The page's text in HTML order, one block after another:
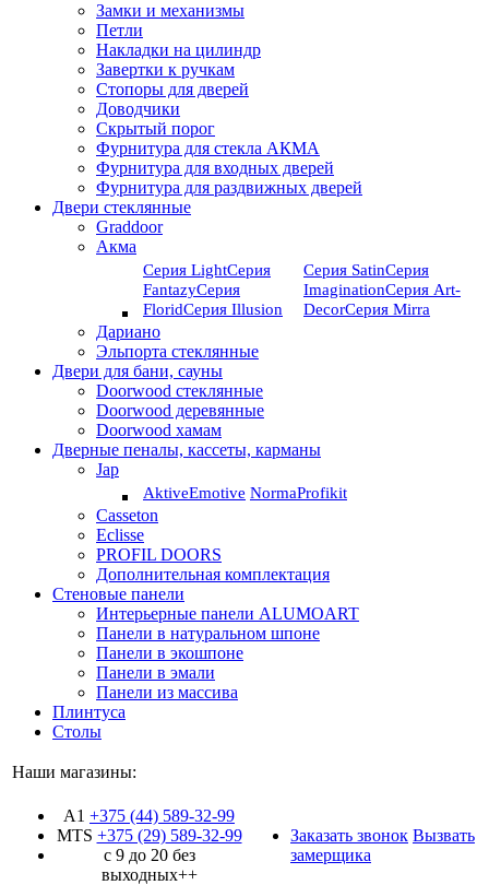
Замки и механизмы
Петли
Накладки на цилиндр
Завертки к ручкам
Стопоры для дверей
Доводчики
Скрытый порог
Фурнитура для стекла АКМА
Фурнитура для входных дверей
Фурнитура для раздвижных дверей
Двери стеклянные
Graddoor
Акма
Серия LightСерия
FantazyСерия
FloridСерия Illusion
Серия SatinСерия
ImaginationСерия Art-
DeсorСерия Mirra
Дариано
Эльпорта стеклянные
Двери для бани, сауны
Doorwood стеклянные
Doorwood деревянные
Doorwood хамам
Дверные пеналы, кассеты, карманы
Jap
AktiveEmotive NormaProfikit
Casseton
Eclisse
PROFIL DOORS
Дополнительная комплектация
Стеновые панели
Интерьерные панели ALUMOART
Панели в натуральном шпоне
Панели в экошпоне
Панели в эмали
Панели из массива
Плинтуса
Столы
Наши магазины:
A1 +375 (44) 589-32-99
MTS +375 (29)589-32-99
с 9 до 20 без
выходных++
Заказать звонок Вызвать
замерщика